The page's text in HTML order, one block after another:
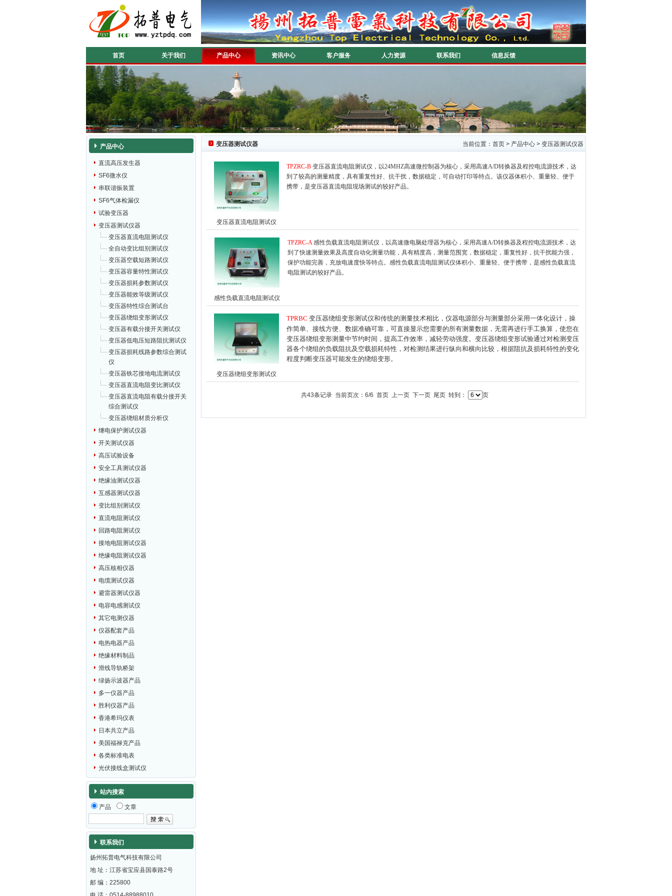
首页 关于我们 产品中心 资讯中心 客户服务 人力资源 联系我们 信息反馈
产品中心
直流高压发生器
SF6微水仪
串联谐振装置
SF6气体检漏仪
试验变压器
变压器测试仪器
变压器直流电阻测试仪
全自动变比组别测试仪
变压器空载短路测试仪
变压器容量特性测试仪
变压器损耗参数测试仪
变压器能效等级测试仪
变压器特性综合测试台
变压器绕组变形测试仪
变压器有载分接开关测试仪
变压器低电压短路阻抗测试仪
变压器损耗线路参数综合测试
仪
变压器铁芯接地电流测试仪
变压器直流电阻变比测试仪
变压器直流电阻有载分接开关
综合测试仪
变压器绕组材质分析仪
继电保护测试仪器
开关测试仪器
高压试验设备
安全工具测试仪器
绝缘油测试仪器
互感器测试仪器
变比组别测试仪
直流电阻测试仪
回路电阻测试仪
接地电阻测试仪器
绝缘电阻测试仪器
高压核相仪器
电缆测试仪器
避雷器测试仪器
电容电感测试仪
其它电测仪器
仪器配套产品
电热电器产品
绝缘材料制品
滑线导轨桥架
绿扬示波器产品
多一仪器产品
胜利仪器产品
香港希玛仪表
日本共立产品
美国福禄克产品
各类标准电表
光伏接线盒测试仪
站内搜索
产品 文章
联系我们
扬州拓普电气科技有限公司
地 址：江苏省宝应县国泰路2号
邮 编： 225800
当前位置： 首页 > 产品中心 > 变压器测试仪器
变压器测试仪器
变压器直流电阻测试仪
TPZRC-B 变压器直流电阻测试仪，以24MHZ高速微控制器为核心，采用高速A/D转换器及程控电流源技术，达
到了较高的测量精度，具有重复性好、抗干扰，数据稳定，可自动打印等特点。该仪器体积小、重量轻、便于
携带，是变压器直流电阻现场测试的较好产品。
感性负载直流电阻测试仪
TPZRC-A感性负载直流电阻测试仪，以高速微电脑处理器为核心，采用高速A/D转换器及程控电流源技术，达
到了快速测量效果及高度自动化测量功能，具有精度高，测量范围宽，数据稳定，重复性好，抗干扰能力强，
保护功能完善，充放电速度快等特点。感性负载直流电阻测试仪体积小、重量轻、便于携带，是感性负载直流
电阻测试的较好产品。
变压器绕组变形测试仪
TPRBC 变压器绕组变形测试仪和传统的测量技术相比，仪器电源部分与测量部分采用一体化设计，操
作简单、接线方便、数据准确可靠，可直接显示您需要的所有测量数据，无需再进行手工换算，使您在
变压器绕组变形测量中节约时间，提高工作效率，减轻劳动强度。变压器绕组变形试验通过对检测变压
器各个绕组的负载阻抗及空载损耗特性，对检测结果进行纵向和横向比较，根据阻抗及损耗特性的变化
程度判断变压器可能发生的绕组变形。
共43条记录 当前页次：6/6 首页 上一页 下一页 尾页 转到： 页